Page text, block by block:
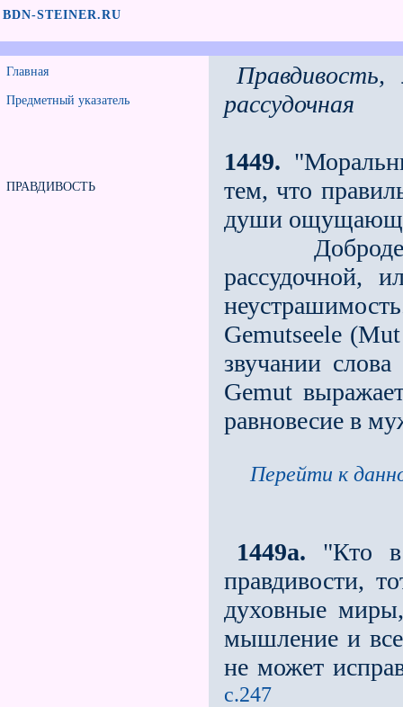
BDN-STEINER.RU
Главная
Предметный указатель
ПРАВДИВОСТЬ
рассудочная
1449.
тем, что
души
рассудочной,
Gemutseele
звучании
Gemut
равновесие в
Перейти к
1449а. "Кто в
правдивости,
духовные
мышление и
не может
с.247